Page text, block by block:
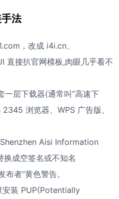
法
，改成 i4i.cn、
直接扒官网模板,肉眼几乎看不
一层下载器(通常叫”高速下
浏览器、WPS 广告版、
Aisi Information
成空签名或不知名
者”黄色警告。
安装 PUP(Potentially